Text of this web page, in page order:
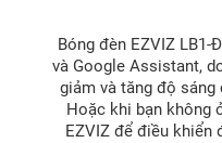
Bóng đèn EZVIZ
và Google Assistant,
giảm và tăng độ sáng
Hoặc khi bạn không
EZVIZ để điều khiển